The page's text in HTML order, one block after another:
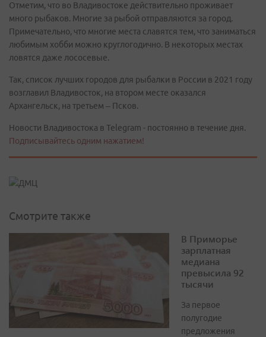
Отметим, что во Владивостоке действительно проживает
много рыбаков. Многие за рыбой отправляются за город.
Примечательно, что многие места славятся тем, что заниматься
любимым хобби можно круглогодично. В некоторых местах
ловятся даже лососевые.
Так, список лучших городов для рыбалки в России в 2021 году
возглавил Владивосток, на втором месте оказался
Архангельск, на третьем – Псков.
Новости Владивостока в Telegram - постоянно в течение дня.
Подписывайтесь одним нажатием!
Смотрите также
В Приморье
зарплатная
медиана
превысила 92
тысячи
За первое
полугодие
предложения